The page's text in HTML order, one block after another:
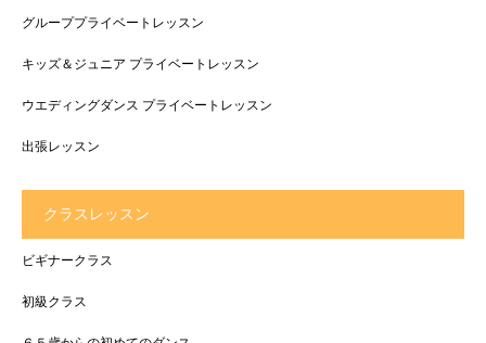
グループプライベートレッスン
キッズ＆ジュニア プライベートレッスン
ウエディングダンス プライベートレッスン
出張レッスン
クラスレッスン
ビギナークラス
初級クラス